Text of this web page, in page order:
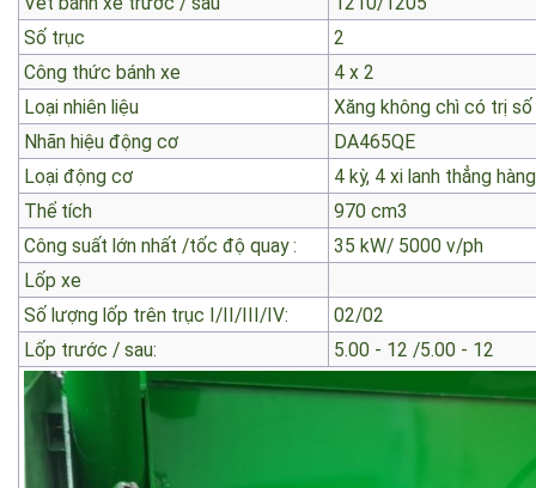
Khoảng cách trục
2010
Vết bánh xe trước / sau
1210/1205
Số trục
2
Công thức bánh xe 4 x 2
Loại nhiên liệu
Xăng không chì có trị
Nhãn hiệu động cơ
DA465QE
Loại động cơ
4 kỳ, 4 xi lanh thẳng
Thể tích
970 cm3
Công suất lớn nhất /tốc độ quay :
35 kW/ 5000 v/ph
Lốp xe
Số lượng lốp trên trục I/II/III/IV:
02/02
Lốp trước / sau:
5.00 - 12 /5.00 - 12